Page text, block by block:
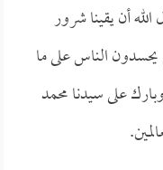
أن يقينا شرور
يحسدون الناس على ما
على سيدنا محمد